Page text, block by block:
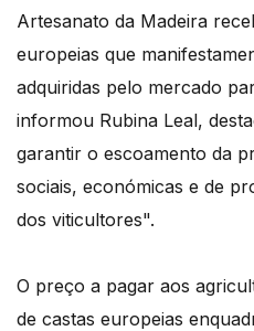
Artesanato da Madeira
europeias que
adquiridas pelo mercado
informou Rubina Leal,
garantir o escoamento da
sociais, económicas e de
dos viticultores".
O preço a pagar aos
de castas europeias